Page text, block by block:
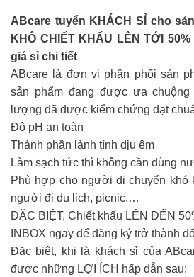
ABcare tuyển KHÁCH SỈ cho
KHÔ CHIẾT KHẤU LÊN TỚI
giá sỉ chi tiết
ABcare là đơn vị phân phối sản
sản phẩm đang được ưa
lượng đã được kiểm chứng đạt
Độ pH an toàn
Thành phần lành tính dịu êm
Làm sạch tức thì không cần dùng
Phù hợp cho người di chuyển khó
người đi du lịch, picnic,…
ĐẶC BIỆT, Chiết khấu LÊN ĐẾN
INBOX ngay để đăng ký trở thành
Đặc biệt, khi là khách sỉ của
được những LỢI ÍCH hấp dẫn sau: